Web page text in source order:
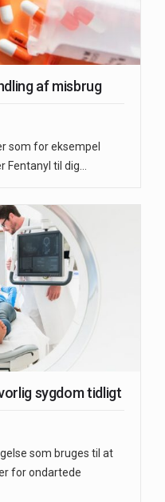
af misbrug
som for eksempel
Fentanyl til dig…
sygdom tidligt
som bruges til at
for ondartede